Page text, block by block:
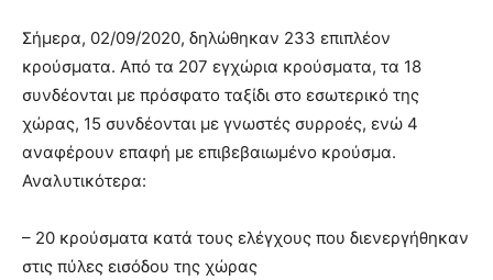
Σήμερα, 02/09/2020, δηλώθηκαν 233 επιπλέον
κρούσματα. Από τα 207 εγχώρια κρούσματα, τα 18
συνδέονται με πρόσφατο ταξίδι στο εσωτερικό της
χώρας, 15 συνδέονται με γνωστές συρροές, ενώ 4
αναφέρουν επαφή με επιβεβαιωμένο κρούσμα.
Αναλυτικότερα:
– 20 κρούσματα κατά τους ελέγχους που διενεργήθηκαν
στις πύλες εισόδου της χώρας